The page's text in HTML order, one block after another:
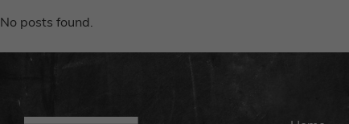
No posts found.